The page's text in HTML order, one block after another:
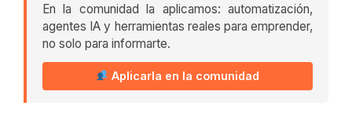
En la comunidad la aplicamos: automatización,
agentes IA y herramientas reales para emprender,
no solo para informarte.
Aplicarla en la comunidad